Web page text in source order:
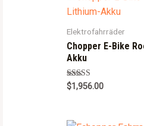
Elektrofahrräder
Chopper E-Bike
Akku
Rated
5.00
$1,956.00